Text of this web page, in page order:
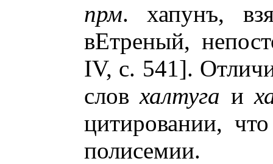
прм. хапунъ,
вЕтреный,
IV, с. 541].
словхалтуга и
цитировании,
полисемии.